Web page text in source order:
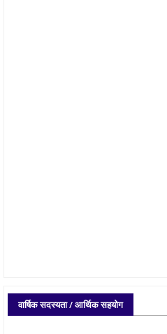
वार्षिक सदस्यता / आर्थिक सहयोग